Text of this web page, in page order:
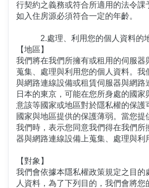
行契約之義務或符合所適用的法令課
如入住房源必須符合一定的年齡。
2.處理、利用您的個人資料的
【地區】
我們將在我們所擁有或租用的伺服器
蒐集、處理與利用您的個人資料。我
與網路連線設備或租賃伺服器與網路
日本的東京，可能在您所身處的國家
意該等國家或地區對於隱私權的保護
國家與地區提供的保護薄弱。當您提
我們時，表示您同意我們得在我們所
器與網路連線設備上蒐集、處理與利
【對象】
我們會依據本隱私權政策規定之目的
人資料，為了下列目的，我們會將您